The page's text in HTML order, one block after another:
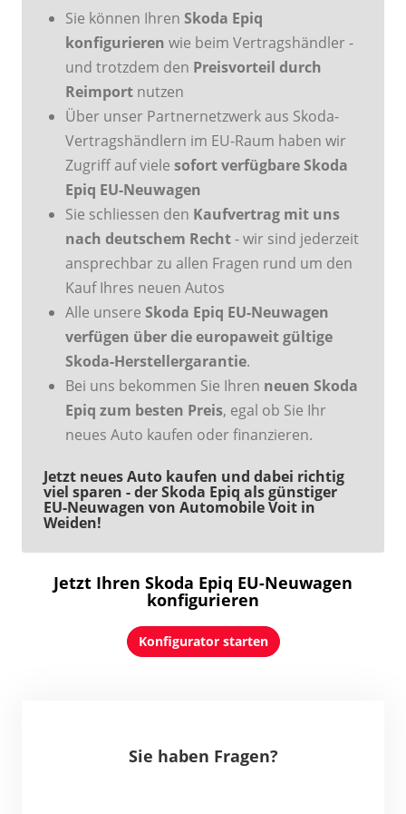
Sie können Ihren Skoda Epiq
konfigurieren wie beim Vertragshändler -
und trotzdem den Preisvorteil durch
Reimport nutzen
Über unser Partnernetzwerk aus Skoda-
Vertragshändlern im EU-Raum haben wir
Zugriff auf viele sofort verfügbare Skoda
Epiq EU-Neuwagen
Sie schliessen den Kaufvertrag mit uns
nach deutschem Recht- wir sind jederzeit
ansprechbar zu allen Fragen rund um den
Kauf Ihres neuen Autos
Alle unsere Skoda Epiq EU-Neuwagen
verfügen über die europaweit gültige
Skoda-Herstellergarantie.
Bei uns bekommen Sie Ihren neuen Skoda
Epiq zum besten Preis, egal ob Sie Ihr
neues Auto kaufen oder finanzieren.
Jetzt neues Auto kaufen und dabei richtig
viel sparen - der Skoda Epiq als günstiger
EU-Neuwagen von Automobile Voit in
Weiden!
Jetzt Ihren Skoda Epiq EU-Neuwagen
konfigurieren
Konfigurator starten
Sie haben Fragen?